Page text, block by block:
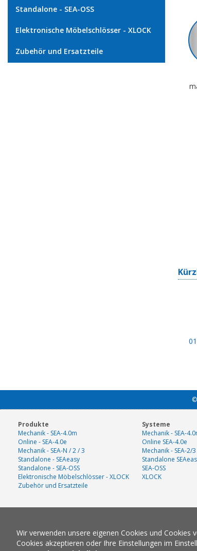
Standalone - SEA-OSS
Elektronische Möbelschlösser - XLOCK
Zubehör und Ersatzteile
Produkte
Mechanik - SEA-4.0m
Online - SEA-4.0e
Mechanik - SEA-N / 2 / 3
Standalone - SEAeasy
Standalone - SEA-OSS
Elektronische Möbelschlösser - XLOCK
Zubehör und Ersatzteile
Systeme
Mechanik - SEA-
Online SEA-4.0e
Mechanik - SEA-2/3
Standalone
SEA-OSS
XLOCK
Wir verwenden unsere eigenen Cookies und
Cookies akzeptieren oder Ihre Einstellungen im